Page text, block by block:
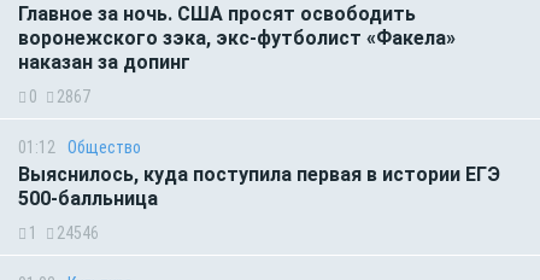
Главное за ночь. CША просят освободить
воронежского зэка, экс-футболист «Факела»
наказан за допинг
0 2867
01:12 Общество
Выяснилось, куда поступила первая в истории ЕГЭ
500-балльница
1 24546